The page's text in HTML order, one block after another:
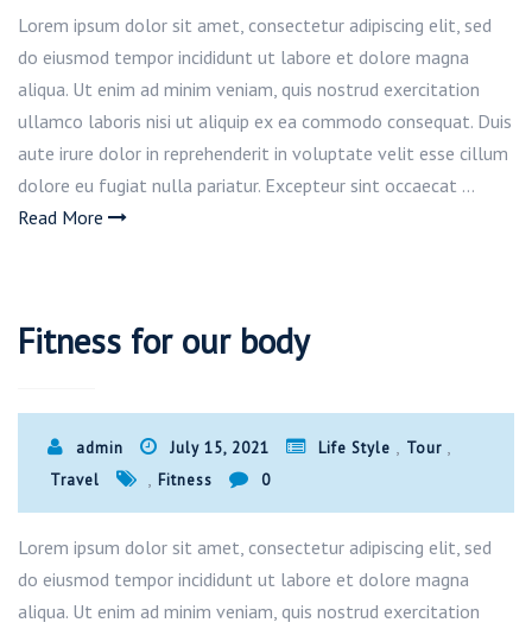
Lorem ipsum dolor sit amet, consectetur adipiscing elit, sed
do eiusmod tempor incididunt ut labore et dolore magna
aliqua. Ut enim ad minim veniam, quis nostrud exercitation
ullamco laboris nisi ut aliquip ex ea commodo consequat. Duis
aute irure dolor in reprehenderit in voluptate velit esse cillum
dolore eu fugiat nulla pariatur. Excepteur sint occaecat …
Read More
Fitness for our body
admin July 15, 2021 Life Style Tour
Travel Fitness 0
Lorem ipsum dolor sit amet, consectetur adipiscing elit, sed
do eiusmod tempor incididunt ut labore et dolore magna
aliqua. Ut enim ad minim veniam, quis nostrud exercitation